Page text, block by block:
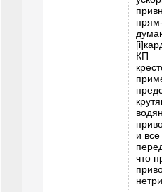
КП —
и
что